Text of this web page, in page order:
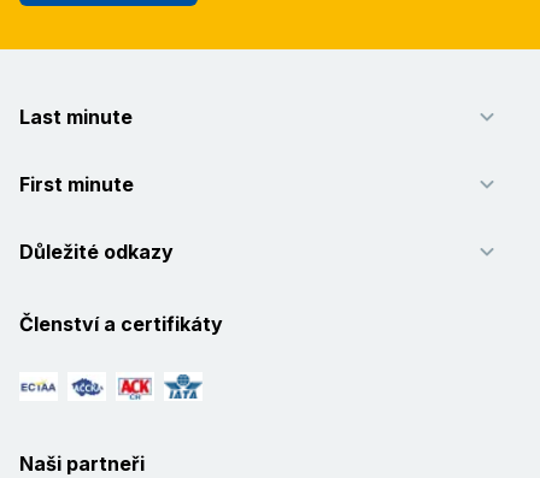
Last minute
First minute
Důležité odkazy
Členství a certifikáty
Naši partneři